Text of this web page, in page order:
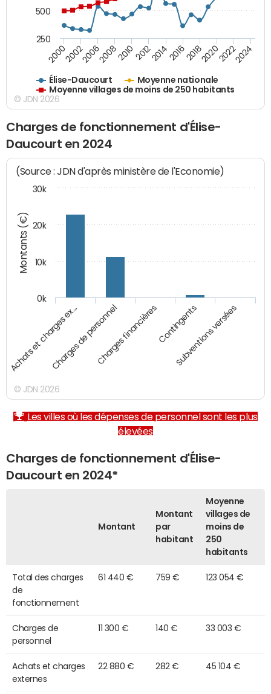
Élise-Daucourt
Moyenne nationale
Moyenne villages de moins de 250 habitants
200020022006200820102012201420162018202020222024
250
500
© JDN 2026
Charges de fonctionnement d'Élise-
Daucourt en 2024
Montants (€)
(Source : JDN d'après ministère de l'Economie)
Achats et charges ex…Charges de personnelCharges financièresContingents
Subventions versées
0k
10k
20k
30k
© JDN 2026
Les villes où les dépenses de personnel sont les plus
élevées
Charges de fonctionnement d'Élise-
Daucourt en 2024*
Montant
Montant
par
habitant
Moyenne
villages de
moins de
250
habitants
Total des charges
de
fonctionnement
61 440 € 759 € 123 054 €
Charges de
personnel
11 300 € 140 € 33 003 €
Achats et charges
externes
22 880 € 282 € 45 104 €